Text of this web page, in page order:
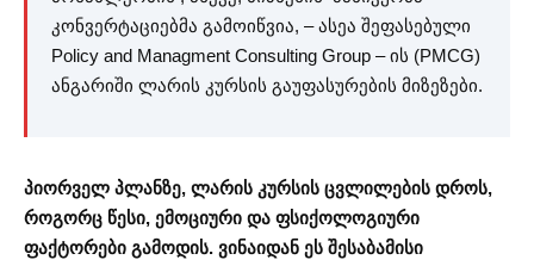
კონვერტაციებმა გამოიწვია, – ასეა შეფასებული
Policy and Managment Consulting Group – ის (PMCG)
ანგარიში ლარის კურსის გაუფასურების მიზეზები.
პიორველ პლანზე, ლარის კურსის ცვლილების დროს,
როგორც წესი, ემოციური და ფსიქოლოგიური
ფაქტორები გამოდის. ვინაიდან ეს შესაბამისი